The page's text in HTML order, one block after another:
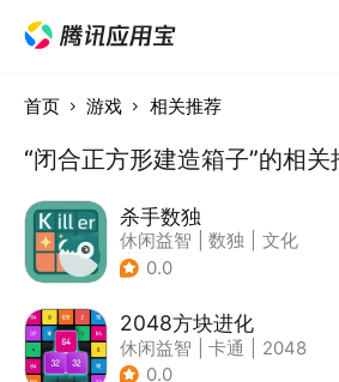
首页 游戏 相关推荐
“闭合正方形建造箱子”的相
杀手数独
休闲益智 数独
文化
| 学习教育
0.0
2048方块进化
休闲益智 卡通
2048
0.0